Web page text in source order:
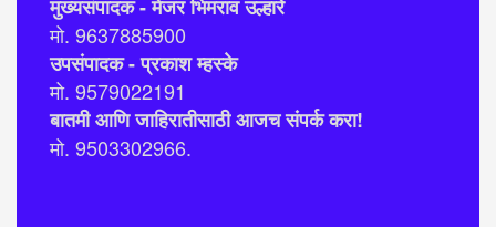
मुख्यसंपादक - मेजर भिमराव उल्हारे
मो. 9637885900
उपसंपादक - प्रकाश म्हस्के
मो. 9579022191
बातमी आणि जाहिरातीसाठी आजच संपर्क करा!
मो. 9503302966.